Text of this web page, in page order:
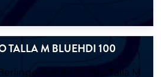
TALLA M BLUEHDI 100